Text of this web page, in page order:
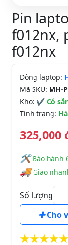
Pin
f012nx,
f012nx
Dòng laptop:
Mã SKU: MH-
Kho: ✔ Có
Tình trạng:
325,000
🛠 Bảo hành
🚚Giao
Số lượng
Cho